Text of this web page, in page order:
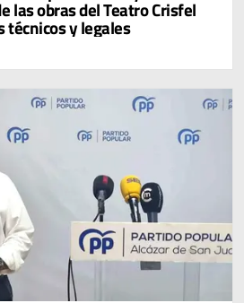
las obras del Teatro Crisfel
técnicos y legales